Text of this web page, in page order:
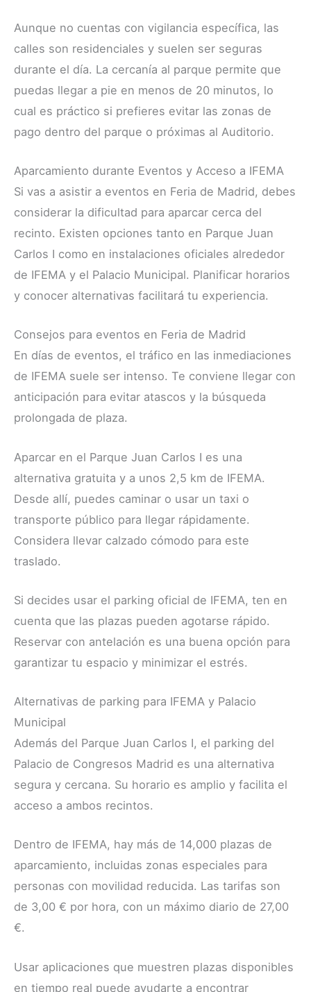
Aunque no cuentas con vigilancia específica, las
calles son residenciales y suelen ser seguras
durante el día. La cercanía al parque permite que
puedas llegar a pie en menos de 20 minutos, lo
cual es práctico si prefieres evitar las zonas de
pago dentro del parque o próximas al Auditorio.
Aparcamiento durante Eventos y Acceso a IFEMA
Si vas a asistir a eventos en Feria de Madrid, debes
considerar la dificultad para aparcar cerca del
recinto. Existen opciones tanto en Parque Juan
Carlos I como en instalaciones oficiales alrededor
de IFEMA y el Palacio Municipal. Planificar horarios
y conocer alternativas facilitará tu experiencia.
Consejos para eventos en Feria de Madrid
En días de eventos, el tráfico en las inmediaciones
de IFEMA suele ser intenso. Te conviene llegar con
anticipación para evitar atascos y la búsqueda
prolongada de plaza.
Aparcar en el Parque Juan Carlos I es una
alternativa gratuita y a unos 2,5 km de IFEMA.
Desde allí, puedes caminar o usar un taxi o
transporte público para llegar rápidamente.
Considera llevar calzado cómodo para este
traslado.
Si decides usar el parking oficial de IFEMA, ten en
cuenta que las plazas pueden agotarse rápido.
Reservar con antelación es una buena opción para
garantizar tu espacio y minimizar el estrés.
Alternativas de parking para IFEMA y Palacio
Municipal
Además del Parque Juan Carlos I, el parking del
Palacio de Congresos Madrid es una alternativa
segura y cercana. Su horario es amplio y facilita el
acceso a ambos recintos.
Dentro de IFEMA, hay más de 14,000 plazas de
aparcamiento, incluidas zonas especiales para
personas con movilidad reducida. Las tarifas son
de 3,00 € por hora, con un máximo diario de 27,00
€.
Usar aplicaciones que muestren plazas disponibles
en tiempo real puede ayudarte a encontrar